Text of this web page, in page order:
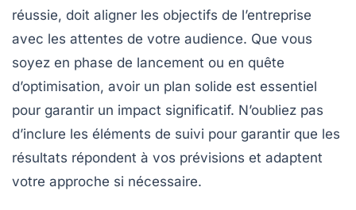
réussie, doit aligner les objectifs de l’entreprise
avec les attentes de votre audience. Que vous
soyez en phase de lancement ou en quête
d’optimisation, avoir un plan solide est essentiel
pour garantir un impact significatif. N’oubliez pas
d’inclure les éléments de suivi pour garantir que les
résultats répondent à vos prévisions et adaptent
votre approche si nécessaire.